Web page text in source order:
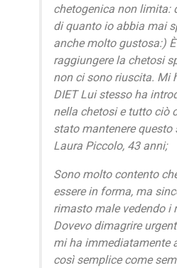
chetogenica non limita:
di quanto io abbia mai
anche molto gustosa:)
raggiungere la chetosi
non ci sono riuscita. Mi
DIET Lui stesso ha
nella chetosi e tutto ciò
stato mantenere questo
Laura Piccolo, 43 anni;
Sono molto contento
essere in forma, ma
rimasto male vedendo i
Dovevo dimagrire
mi ha immediatamente
così semplice come